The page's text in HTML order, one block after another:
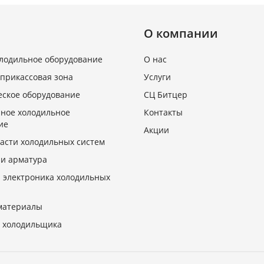
оборудование
зона
оборудование
холодильное
холодильных систем
арматура
холодильных
О компании
О нас
Услуги
СЦ Битцер
Контакты
Акции